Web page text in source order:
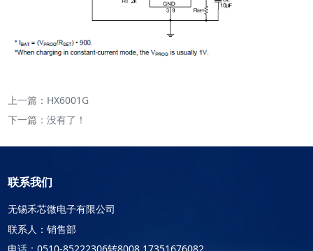
上一篇： HX6001G
下一篇：没有了！
联系我们
无锡禾芯微电子有限公司
联系人：销售部